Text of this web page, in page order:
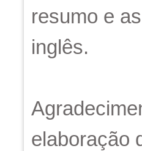
resumo e
inglês.
elaboração